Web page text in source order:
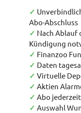
✓
Abo-Abschluss
✓ Nach Ablauf
Kündigung
✓ Finanzoo
✓ Daten
✓ Virtuelle
✓ Aktien
✓ Abo
✓ Auswahl